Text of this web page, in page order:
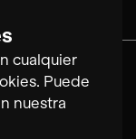
cualquier
Puede
nuestra